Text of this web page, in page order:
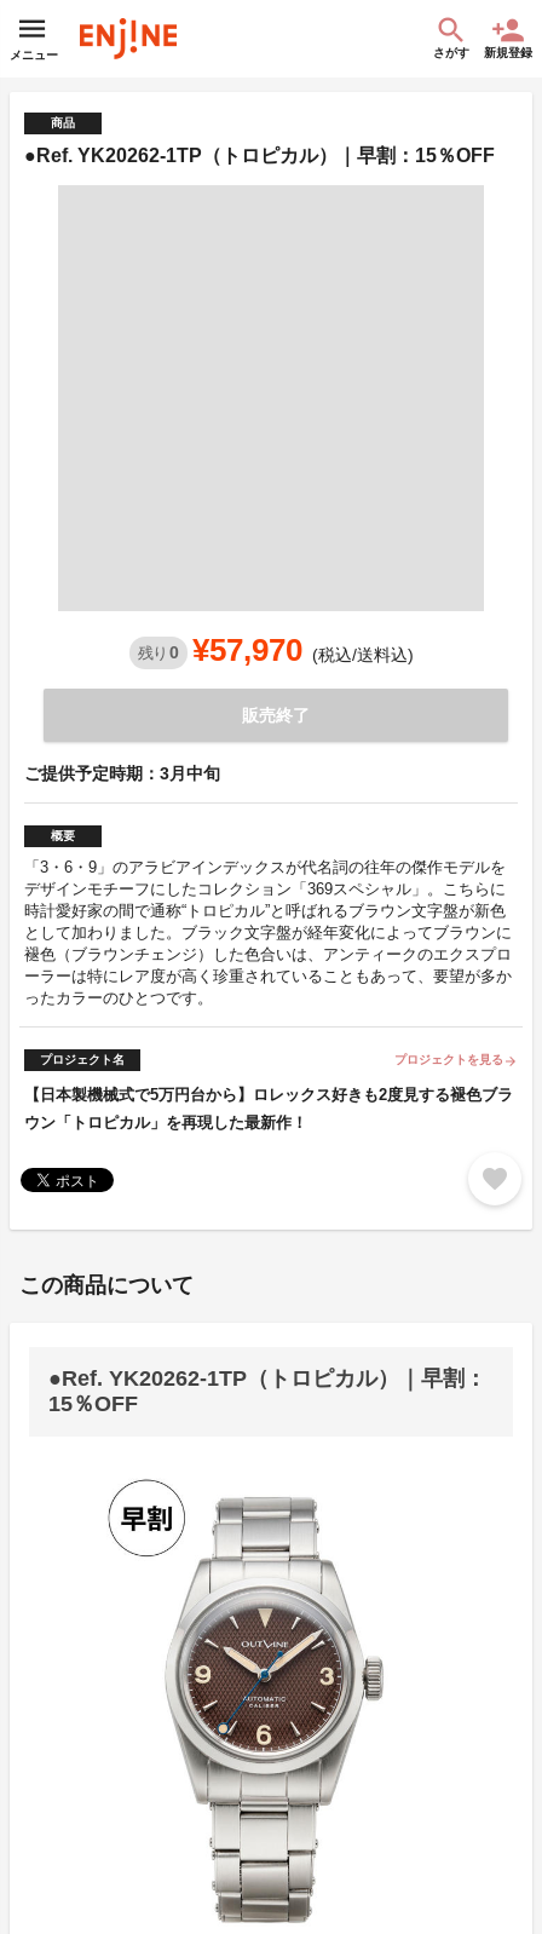
メニュー さがす 新規登録
商品
●Ref. YK20262-1TP（トロピカル）｜早割：15％OFF
残り 0 ¥57,970 (税込/送料込)
販売終了
ご提供予定時期：3月中旬
概要
「3・6・9」のアラビアインデックスが代名詞の往年の傑作モデルを
デザインモチーフにしたコレクション「369スペシャル」。こちらに
時計愛好家の間で通称“トロピカル”と呼ばれるブラウン文字盤が新色
として加わりました。ブラック文字盤が経年変化によってブラウンに
褪色（ブラウンチェンジ）した色合いは、アンティークのエクスプロ
ーラーは特にレア度が高く珍重されていることもあって、要望が多か
ったカラーのひとつです。
プロジェクト名 プロジェクトを見る arrow_forward
【日本製機械式で5万円台から】ロレックス好きも2度見する褪色ブラ
ウン「トロピカル」を再現した最新作！
favorite
この商品について
●Ref. YK20262-1TP（トロピカル）｜早割：
15％OFF